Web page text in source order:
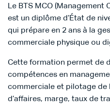
Le BTS MCO (Management
est un diplôme d’État de
qui prépare en 2 ans à la
commerciale physique ou
Cette formation permet de
compétences en
commerciale et pilotage de
d’affaires, marge, taux de